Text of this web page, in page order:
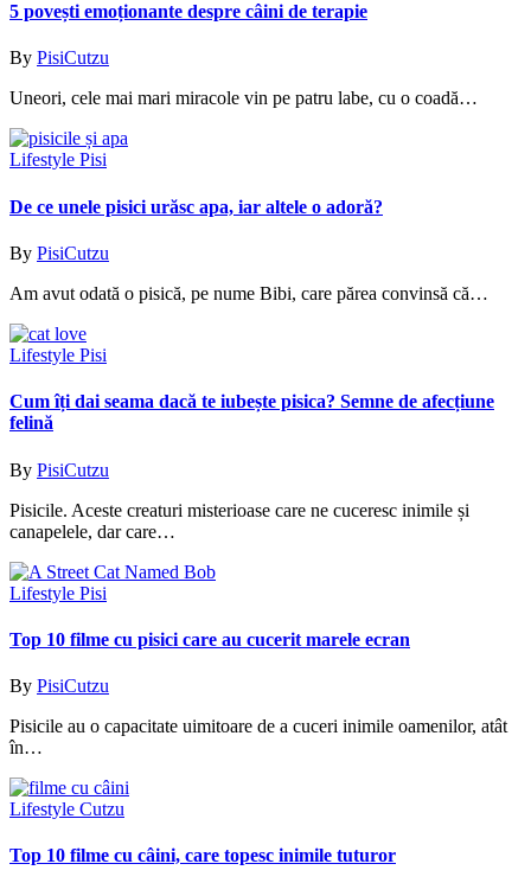
5 povești emoționante despre câini de terapie
By PisiCutzu
Uneori, cele mai mari miracole vin pe patru labe, cu o coadă…
Lifestyle Pisi
De ce unele pisici urăsc apa, iar altele o adoră?
By PisiCutzu
Am avut odată o pisică, pe nume Bibi, care părea convinsă că…
Lifestyle Pisi
Cum îți dai seama dacă te iubește pisica? Semne de afecțiune
felină
By PisiCutzu
Pisicile. Aceste creaturi misterioase care ne cuceresc inimile și
canapelele, dar care…
Lifestyle Pisi
Top 10 filme cu pisici care au cucerit marele ecran
By PisiCutzu
Pisicile au o capacitate uimitoare de a cuceri inimile oamenilor, atât
în…
Lifestyle Cutzu
Top 10 filme cu câini, care topesc inimile tuturor